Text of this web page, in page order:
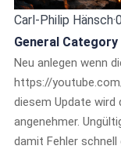
Carl-Philip Hänsch·
General Category
Neu anlegen wenn
https://
diesem Update wird
angenehmer.
damit Fehler schnell